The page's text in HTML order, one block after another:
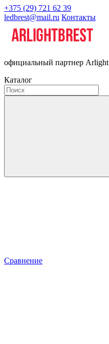
+375 (29) 721 62 39
ledbrest@mail.ru Контакты
официальный партнер Arlight
Каталог
Сравнение